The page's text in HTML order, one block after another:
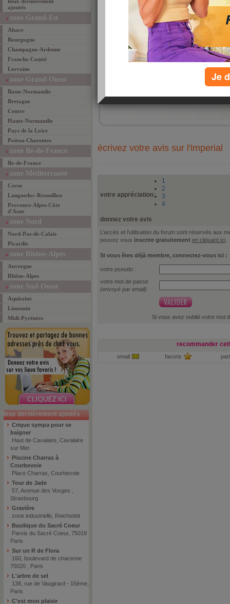
ajoutés
zone Grand-Est
Alsace
Bourgogne
Champagne-Ardenne
Franche-Comté
Lorraine
zone Grand-Ouest
Basse-Normandie
Bretagne
Centre
Haute-Normandie
Pays de la Loire
Poitou-Charentes
zone Ile-de-France
Ile-de-France
zone Méditerranée
Corse
Languedoc-Roussillon
Provence-Alpes-Côte
d'Azur
zone Nord
Nord-Pas-de-Calais
Picardie
zone Rhône-Alpes
Auvergne
Rhône-Alpes
zone Sud-Ouest
Aquitaine
Limousin
Midi-Pyrénées
lieux dernièrement ajoutés
Crique sympa pour se
baigner
Haut de Cavalaire, Cavalaire
sur Mer
Piscine Charras à
Courbevoie
Place Charras, Courbevoie
Tour de Jade
57, Avenue des Vosges ,
Strasbourg
Gravière
zone industrielle, Reichstett
Basilique du Sacré Coeur
Parvis du Sacré Coeur, 75018
Paris
Sur un R de Flora
160, boulevard de charonne
75020 , Paris
L'arbre de sel
138, rue de Vaugirard - 15ème,
Paris
C'est mon plaisir
La
pas
à
ajouter un lieu
écrivez votre avis sur l'imperial
votre appréciation:
1
2
3
4
donnez votre avis
L’accès et l’utilisation du forum sont réservés aux
pouvez vous inscrire gratuitement en cliquant ici
Si vous êtes déjà membre, connectez-vous ici :
votre pseudo :
votre mot de passe
(envoyé par email)
Si vous avez oublié votre mot
recommander
email favoris
Je